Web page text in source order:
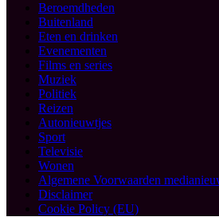
Beroemdheden
Buitenland
Eten en drinken
Evenementen
Films en series
Muziek
Politiek
Reizen
Autonieuwtjes
Sport
Televisie
Wonen
Algemene Voorwaarden
Disclaimer
Cookie Policy (EU)